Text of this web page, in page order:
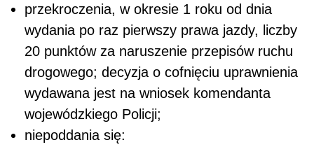
przekroczenia, w okresie 1 roku od dnia
wydania po raz pierwszy prawa jazdy, liczby
20 punktów za naruszenie przepisów ruchu
drogowego; decyzja o cofnięciu uprawnienia
wydawana jest na wniosek komendanta
wojewódzkiego Policji;
niepoddania się: